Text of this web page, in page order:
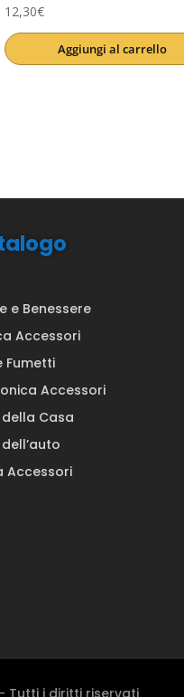
12,30€
Aggiungi al carrello
e Benessere
Accessori
Fumetti
Accessori
Casa
Accessori